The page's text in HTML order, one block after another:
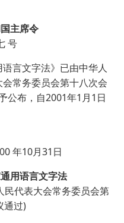
主席令
号
言文字法》已由中华人
常务委员会第十八次会
公布，自2001年1月1日
31日
用语言文字法
代表大会常务委员会第
通过)